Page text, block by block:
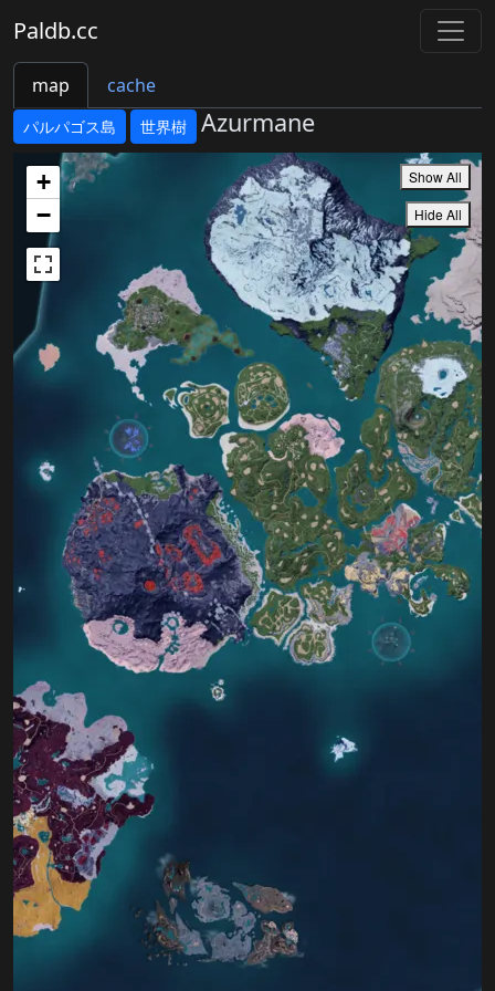
Paldb.cc
map cache
パルパゴス島 世界樹 Azurmane
+
−
Show All
Hide All